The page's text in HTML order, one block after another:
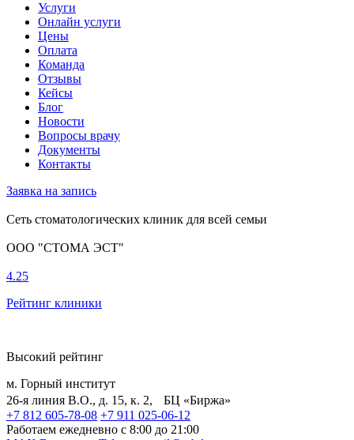
Услуги
Онлайн услуги
Цены
Оплата
Команда
Отзывы
Кейсы
Блог
Новости
Вопросы врачу
Документы
Контакты
Заявка на запись
Сеть стоматологических клиник для всей семьи
ООО "СТОМА ЭСТ"
4.25
Рейтинг клиники
Высокий рейтинг
м. Горный институт
26-я линия В.О., д. 15, к. 2, БЦ «Биржа»
+7 812 605-78-08 +7 911 025-06-12
Работаем ежедневно с 8:00 до 21:00